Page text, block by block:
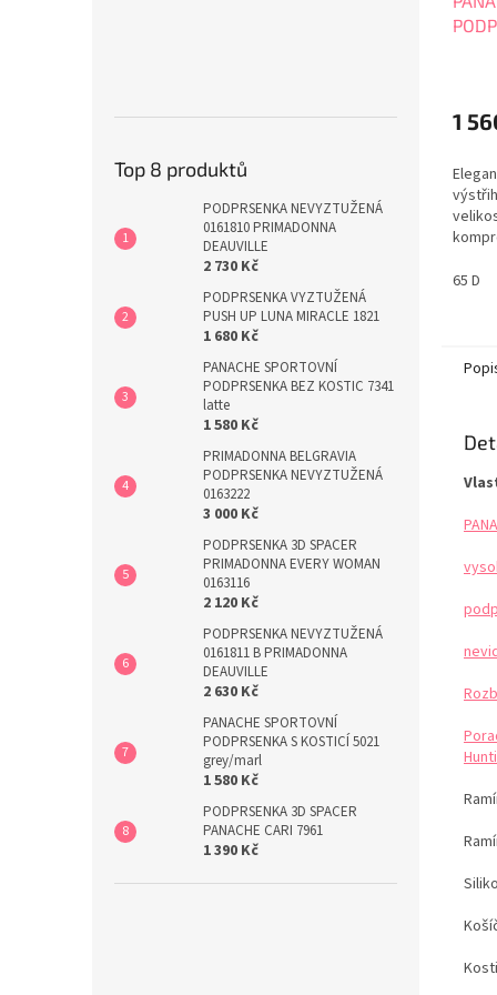
Top 8 produktů
PODPRSENKA NEVYZTUŽENÁ
0161810 PRIMADONNA
DEAUVILLE
2 730 Kč
PODPRSENKA VYZTUŽENÁ
PUSH UP LUNA MIRACLE 1821
1 680 Kč
PANACHE SPORTOVNÍ
PODPRSENKA BEZ KOSTIC 7341
latte
1 580 Kč
PRIMADONNA BELGRAVIA
PODPRSENKA NEVYZTUŽENÁ
0163222
3 000 Kč
PODPRSENKA 3D SPACER
PRIMADONNA EVERY WOMAN
0163116
2 120 Kč
PODPRSENKA NEVYZTUŽENÁ
0161811 B PRIMADONNA
DEAUVILLE
2 630 Kč
PANACHE SPORTOVNÍ
PODPRSENKA S KOSTICÍ 5021
grey/marl
1 580 Kč
PODPRSENKA 3D SPACER
PANACHE CARI 7961
1 390 Kč
1
65 D